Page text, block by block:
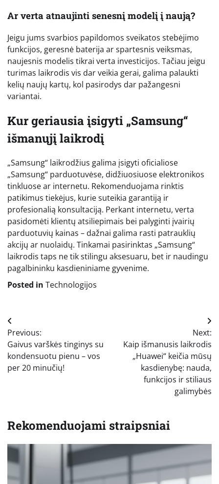
Ar verta atnaujinti senesnį modelį į naują?
Jeigu jums svarbios papildomos sveikatos stebėjimo
funkcijos, geresnė baterija ar spartesnis veiksmas,
naujesnis modelis tikrai verta investicijos. Tačiau jeigu
turimas laikrodis vis dar veikia gerai, galima palaukti
kelių naujų kartų, kol pasirodys dar pažangesni
variantai.
Kur geriausia įsigyti „Samsung“
išmanųjį laikrodį
„Samsung“ laikrodžius galima įsigyti oficialiose
„Samsung“ parduotuvėse, didžiuosiuose elektronikos
tinkluose ar internetu. Rekomenduojama rinktis
patikimus tiekėjus, kurie suteikia garantiją ir
profesionalią konsultaciją. Perkant internetu, verta
pasidomėti klientų atsiliepimais bei palyginti įvairių
parduotuvių kainas – dažnai galima rasti patrauklių
akcijų ar nuolaidų. Tinkamai pasirinktas „Samsung“
laikrodis taps ne tik stilingu aksesuaru, bet ir naudingu
pagalbininku kasdieniniame gyvenime.
Posted in Technologijos
Navigacija
tarp
įrašų
Previous:
Gaivus varškės tinginys su
kondensuotu pienu – vos
per 20 minučių!
Next:
Kaip išmanusis laikrodis
„Huawei“ keičia mūsų
kasdienybę: nauda,
funkcijos ir stiliaus
galimybės
Rekomenduojami straipsniai